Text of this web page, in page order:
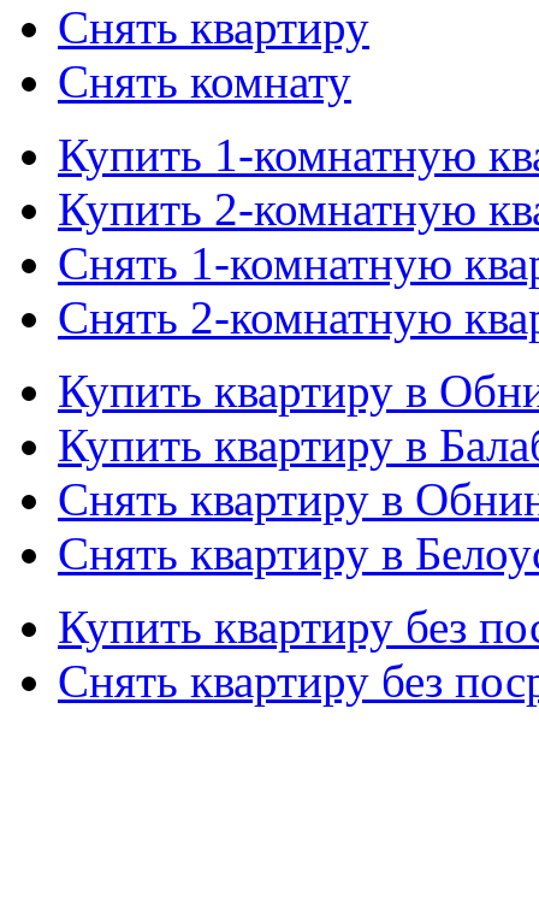
Снять квартиру
Снять комнату
Купить 1-комнатную
Купить 2-комнатную
Снять 1-комнатную
Снять 2-комнатную
Купить квартиру в
Купить квартиру в
Снять квартиру в
Снять квартиру в
Купить квартиру без
Снять квартиру без